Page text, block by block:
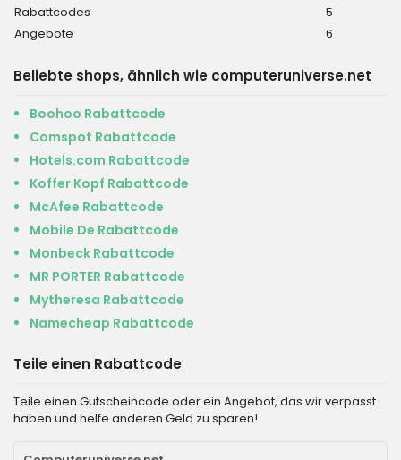
Rabattcodes
5
Angebote
6
Beliebte shops, ähnlich wie computeruniverse.net
Boohoo Rabattcode
Comspot Rabattcode
Hotels.com Rabattcode
Koffer Kopf Rabattcode
McAfee Rabattcode
Mobile De Rabattcode
Monbeck Rabattcode
MR PORTER Rabattcode
Mytheresa Rabattcode
Namecheap Rabattcode
Teile einen Rabattcode
Teile einen Gutscheincode oder ein Angebot, das wir verpasst
haben und helfe anderen Geld zu sparen!